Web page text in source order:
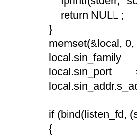
return NULL ;
}
memset(&local, 0,
local.sin_family
local.sin_port =
if (bind(listen_fd,
{